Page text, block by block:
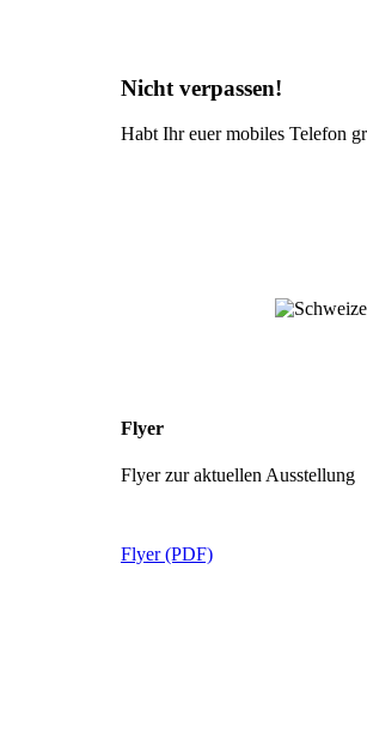
Nicht verpassen!
Habt Ihr euer mobiles Telefon
Flyer
Flyer zur aktuellen Ausstellung
Flyer (PDF)